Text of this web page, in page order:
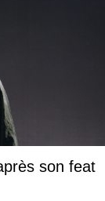
son feat